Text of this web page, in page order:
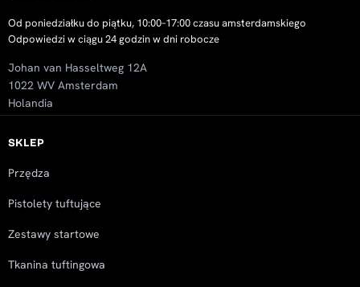
SKLEP
Przędza
Pistolety tuftujące
Zestawy startowe
Tkanina tuftingowa
Od poniedziałku do piątku, 10:00–17:00 czasu amsterdamskiego
Odpowiedzi w ciągu 24 godzin w dni robocze
Johan van Hasseltweg 12A
1022 WV Amsterdam
Holandia